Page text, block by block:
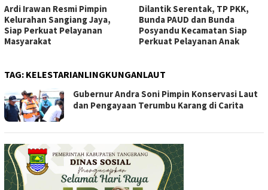
Ardi Irawan Resmi Pimpin
Kelurahan Sangiang Jaya,
Siap Perkuat Pelayanan
Masyarakat
Dilantik Serentak, TP PKK,
Bunda PAUD dan Bunda
Posyandu Kecamatan Siap
Perkuat Pelayanan Anak
TAG: KELESTARIANLINGKUNGANLAUT
Gubernur Andra Soni Pimpin Konservasi Laut
dan Pengayaan Terumbu Karang di Carita